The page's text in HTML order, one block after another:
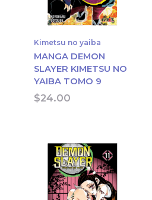
Kimetsu no yaiba
MANGA DEMON
SLAYER KIMETSU NO
YAIBA TOMO 9
$24.00